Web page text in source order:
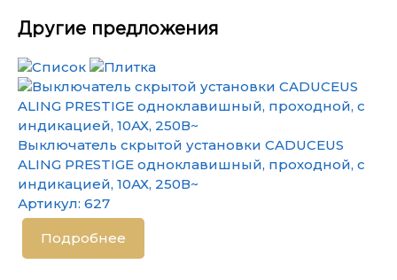
Другие предложения
Выключатель скрытой установки CADUCEUS
ALING PRESTIGE одноклавишный, проходной, с
индикацией, 10АХ, 250В~
Артикул: 627
Подробнее